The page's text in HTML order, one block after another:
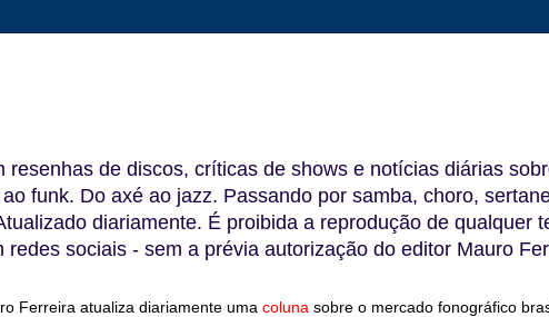
de discos, críticas de shows e notícias diárias
funk. Do axé ao jazz. Passando por samba, choro,
diariamente. É proibida a reprodução de qualquer
sociais - sem a prévia autorização do editor Mauro
Ferreira atualiza diariamente uma coluna sobre o mercado fonográfico